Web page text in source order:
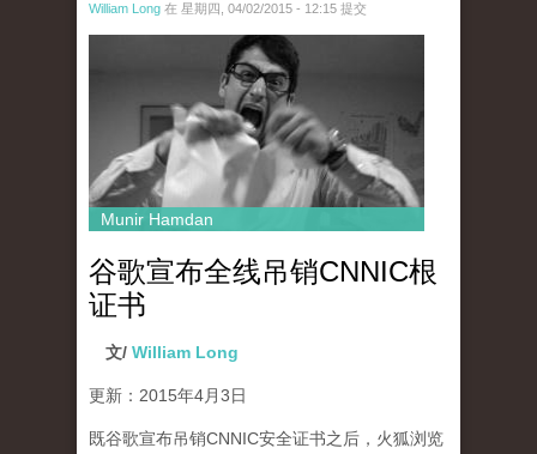
William Long 在 星期四, 04/02/2015 - 12:15 提交
Munir Hamdan
谷歌宣布全线吊销CNNIC根
证书
文/ William Long
更新：2015年4月3日
既谷歌宣布吊销CNNIC安全证书之后，火狐浏览